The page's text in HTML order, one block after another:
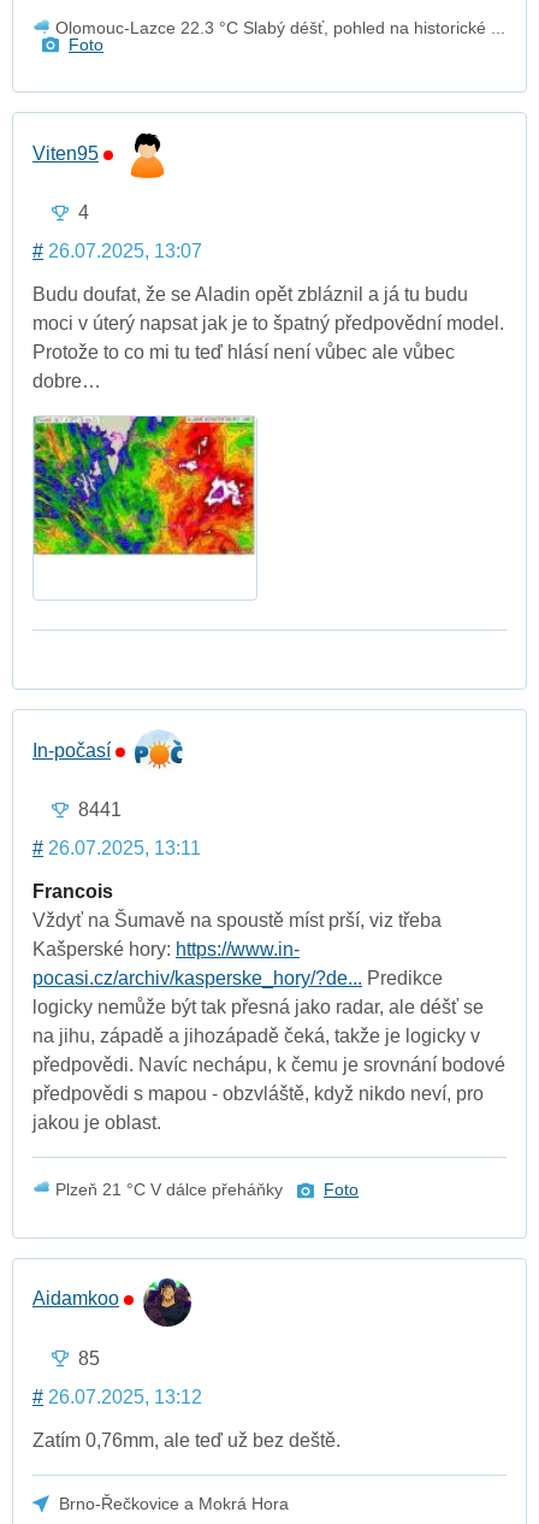
Olomouc-Lazce 22.3 °C Slabý déšť, pohled na historické ...
Foto
Viten95
4
# 26.07.2025, 13:07
Budu doufat, že se Aladin opět zbláznil a já tu budu
moci v úterý napsat jak je to špatný předpovědní model.
Protože to co mi tu teď hlásí není vůbec ale vůbec
dobre…
In-počasí
8441
# 26.07.2025, 13:11
Francois
Vždyť na Šumavě na spoustě míst prší, viz třeba
Kašperské hory: https://www.in-
pocasi.cz/archiv/kasperske_hory/?de... Predikce
logicky nemůže být tak přesná jako radar, ale déšť se
na jihu, západě a jihozápadě čeká, takže je logicky v
předpovědi. Navíc nechápu, k čemu je srovnání bodové
předpovědi s mapou - obzvláště, když nikdo neví, pro
jakou je oblast.
Plzeň 21 °C V dálce přeháňky Foto
Aidamkoo
85
# 26.07.2025, 13:12
Zatím 0,76mm, ale teď už bez deště.
Brno-Řečkovice a Mokrá Hora